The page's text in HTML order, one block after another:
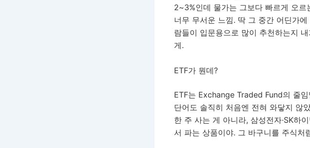
2~3%인데 물가는 그보다 빠르게 오
너무 무서운 느낌. 딱 그 중간 어딘가
람들이 입문용으로 많이 추천하는지
게.
ETF가 뭔데?
ETF는 Exchange Traded Fund의 줄임
단어도 솔직히 처음엔 전혀 와닿지 않
한 주 사는 게 아니라, 삼성전자·SK하
서 파는 상품이야. 그 바구니를 주식처